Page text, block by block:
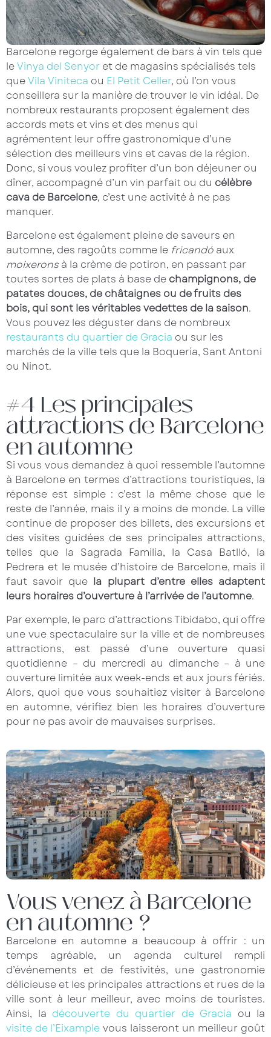
Barcelone regorge également de bars à vin tels que
leVinya del Senyor et de magasins spécialisés tels
queVila Viniteca ou El Petit Celler, où l’on vous
conseillera sur la manière de trouver le vin idéal. De
nombreux restaurants proposent également des
accords mets et vins et des menus qui
agrémentent leur offre gastronomique d’une
sélection des meilleurs vins et cavas de la région.
Donc, si vous voulez profiter d’un bon déjeuner ou
dîner, accompagné d’un vin parfait ou du célèbre
cava de Barcelone, c’est une activité à ne pas
manquer.
Barcelone est également pleine de saveurs en
automne, des ragoûts comme le fricandó aux
moixerons à la crème de potiron, en passant par
toutes sortes de plats à base de champignons, de
patates douces, de châtaignes ou de fruits des
bois, qui sont les véritables vedettes de la saison.
Vous pouvez les déguster dans de nombreux
restaurants du quartier de Gracia ou sur les
marchés de la ville tels que la Boquería, Sant Antoni
ou Ninot.
#4 Les principales
attractions de Barcelone
en automne
Si vous vous demandez à quoi ressemble l’automne
à Barcelone en termes d’attractions touristiques, la
réponse est simple : c’est la même chose que le
reste de l’année, mais il y a moins de monde. La ville
continue de proposer des billets, des excursions et
des visites guidées de ses principales attractions,
telles que la Sagrada Familia, la Casa Batlló, la
Pedrera et le musée d’histoire de Barcelone, mais il
faut savoir que la plupart d’entre elles adaptent
leurs horaires d’ouverture à l’arrivée de l’automne.
Par exemple, le parc d’attractions Tibidabo, qui offre
une vue spectaculaire sur la ville et de nombreuses
attractions, est passé d’une ouverture quasi
quotidienne – du mercredi au dimanche – à une
ouverture limitée aux week-ends et aux jours fériés.
Alors, quoi que vous souhaitiez visiter à Barcelone
en automne, vérifiez bien les horaires d’ouverture
pour ne pas avoir de mauvaises surprises.
Vous venez à Barcelone
en automne ?
Barcelone en automne a beaucoup à offrir : un
temps agréable, un agenda culturel rempli
d’événements et de festivités, une gastronomie
délicieuse et les principales attractions et rues de la
ville sont à leur meilleur, avec moins de touristes.
Ainsi, la découverte du quartier de Gracia ou la
visite de l’Eixample vous laisseront un meilleur goût